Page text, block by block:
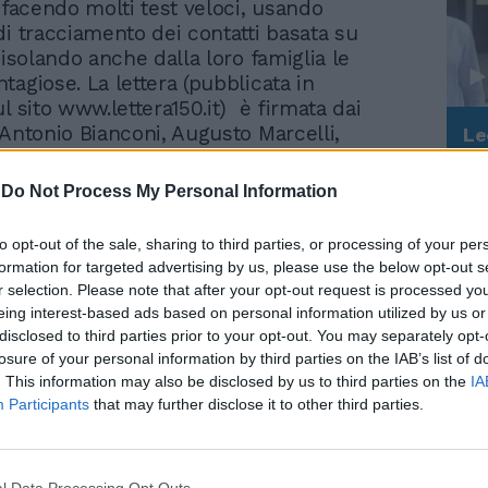
Do Not Process My Personal Information
opt-out of the sale, sharing to third parties, or processing of your
for targeted advertising by us, please use the below opt-out
selection. Please note that after your opt-out request is processed
interest-based ads based on personal information utilized by us
to third parties prior to your opt-out. You may separately
of your personal information by third parties on the IAB’s list of
This information may also be disclosed by us to third parties on the
Participants that may further disclose it to other third parties.
molti test veloci, usando
tracciamento dei contatti basata su
anche dalla loro famiglia le
La lettera (pubblicata in
sito www.lettera150.it) è firmata dai
Bianconi, Augusto Marcelli,
, Andrea Perali , Giampietro Ravagnan
l'esperienza di Paesi democratici
Giappone, Taiwan, Nuova Zelanda che
test di massa, tracciabilità e
dei contagiati fuori dai contesti familiari”,
Ravagnan, già professore ordinario
Università Ca' Foscari di Venezia,
che oggi i nuclei familiari sono il
della diffusione della patologia
Trump, Meloni e la strategia